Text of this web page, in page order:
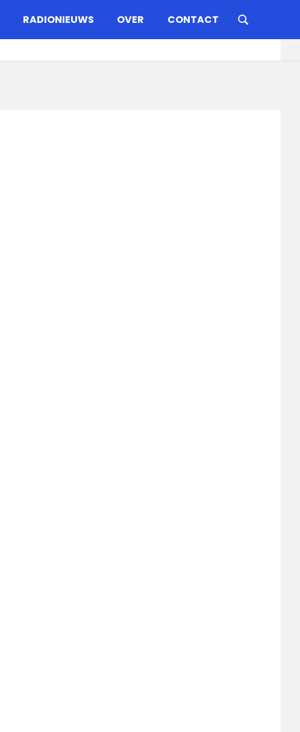
RADIONIEUWS OVER CONTACT